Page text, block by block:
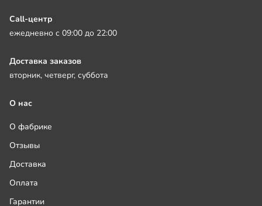
Call-центр
ежедневно с 09:00 до 22:00
Доставка заказов
вторник, четверг, суббота
О нас
О фабрике
Отзывы
Доставка
Оплата
Гарантии